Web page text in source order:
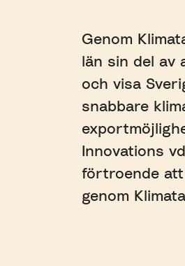
Genom
län sin del av
och visa
snabbare
Innovations
förtroende
genom